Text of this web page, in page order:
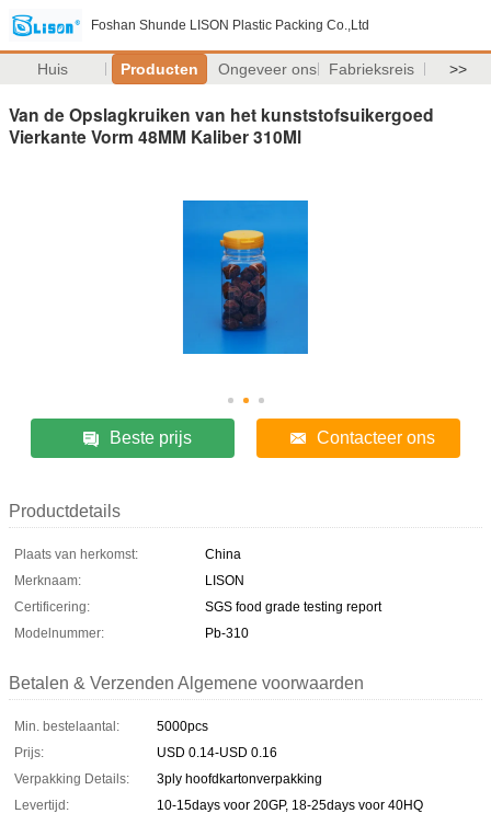
Foshan Shunde LISON Plastic Packing Co.,Ltd
Huis Producten Ongeveer ons Fabrieksreis >>
Van de Opslagkruiken van het kunststofsuikergoed
Vierkante Vorm 48MM Kaliber 310Ml
Beste prijs Contacteer ons
Productdetails
Plaats van herkomst:
China
Merknaam:
LISON
Certificering:
SGS food grade testing report
Modelnummer:
Pb-310
Betalen & Verzenden Algemene voorwaarden
Min. bestelaantal:
5000pcs
Prijs:
USD 0.14-USD 0.16
Verpakking Details:
3ply hoofdkartonverpakking
Levertijd:
10-15days voor 20GP, 18-25days voor 40HQ